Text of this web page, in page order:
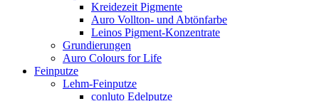
Kreidezeit Pigmente
Auro Vollton- und Abtönfarbe
Leinos Pigment-Konzentrate
Grundierungen
Auro Colours for Life
Feinputze
Lehm-Feinputze
conluto Edelputze